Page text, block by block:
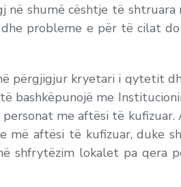
në shumë cështje të
probleme e për të cilat
përgjigjur kryetari i qytetit
bashkëpunojë me
me aftësi të
më aftësi të kufizuar, duke
shfrytëzim lokalet pa qera